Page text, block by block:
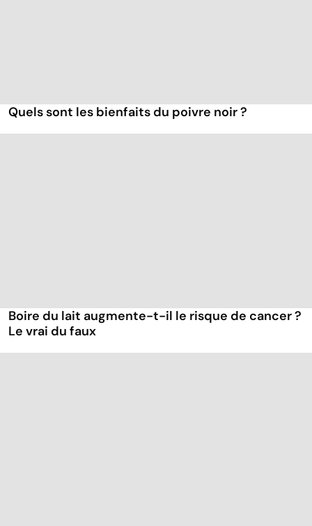
Quels sont les bienfaits du poivre noir ?
Boire du lait augmente-t-il le risque de cancer ?
Le vrai du faux